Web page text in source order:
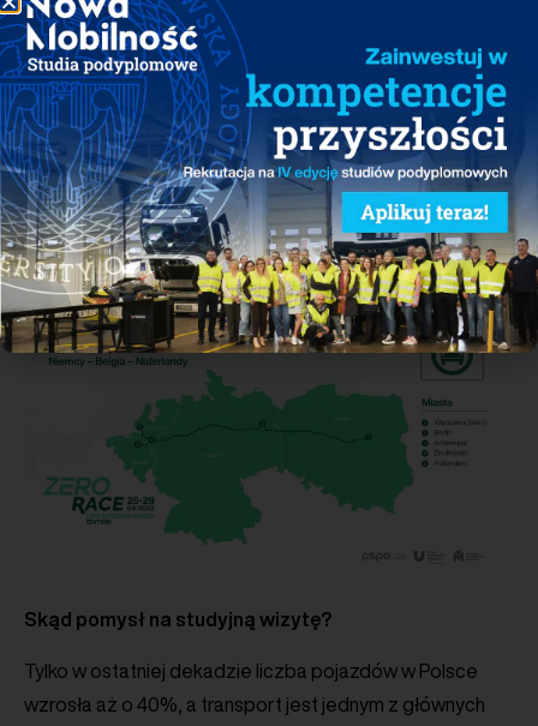
to nie tylko proekologiczna moda, ale pełnoprawny
i komfortowy środek lokomocji, także na długich trasach.
Podczas wyjazdu oszacowana zostanie także emisja
dwutlenku węgla (CO2), która zostanie zestawiona
z danymi dla pojazdów konwencjonalnych. Partnerami
projektu zostały także firmy infrastrukturalne, które
zapewnią uczestnikom usługi ładowania: Shell, Allego
oraz GreenWay Polska.
Skąd pomysł na studyjną wizytę?
Tylko w ostatniej dekadzie liczba pojazdów w Polsce
wzrosła aż o 40%, a transport jest jednym z głównych